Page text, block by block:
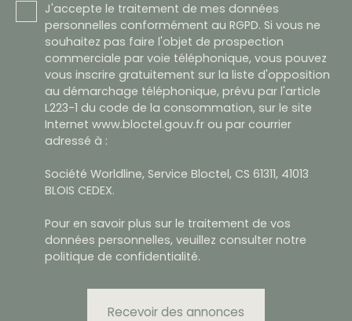
J'accepte le traitement de mes données
personnelles conformément au RGPD. Si vous ne
souhaitez pas faire l'objet de prospection
commerciale par voie téléphonique, vous pouvez
vous inscrire gratuitement sur la liste d'opposition
au démarchage téléphonique, prévu par l'article
L223-1 du code de la consommation, sur le site
Internet www.bloctel.gouv.fr ou par courrier
adressé à :
Société Worldline, Service Bloctel, CS 61311, 41013
BLOIS CEDEX.
Pour en savoir plus sur le traitement de vos
données personnelles, veuillez consulter notre
politique de confidentialité.
Recevoir des annonces